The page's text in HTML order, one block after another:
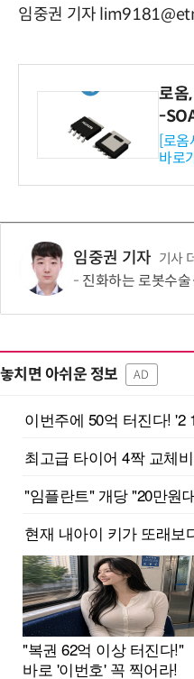
임중권 기자
로옴
-
ET
[로옴
바로
임중권 기자 기사
진화하는 로봇수
놓치면 아쉬운 정보 AD